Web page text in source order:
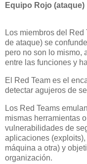
Equipo Rojo (ataque)
Los miembros del
de ataque) se
pero no son lo mismo,
entre las funciones y
El Red Team es el
detectar agujeros de
Los Red Teams
mismas herramientas
vulnerabilidades de
aplicaciones
máquina a otra) y
organización.